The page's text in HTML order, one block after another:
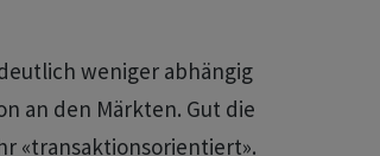
weniger abhängig
an den Märkten. Gut die
«transaktionsorientiert».